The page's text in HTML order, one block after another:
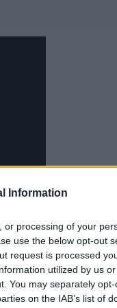
Information
processing of your
use the below opt-out
request is processed
utilized by us
You may separately
on the IAB’s list of
familiei regale,